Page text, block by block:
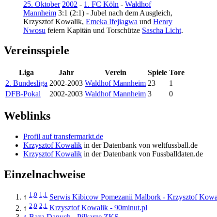
25. Oktober 2002 - 1. FC Köln - Waldhof
Mannheim 3:1 (2:1) - Jubel nach dem Ausgleich,
Krzysztof Kowalik, Emeka Ifejiagwa und Henry
Nwosu feiern Kapitän und Torschütze Sascha Licht.
Vereinsspiele
Liga Jahr Verein Spiele Tore
2. Bundesliga 2002-2003 Waldhof Mannheim 23
1
DFB-Pokal
2002-2003 Waldhof Mannheim 3 0
Weblinks
Profil auf transfermarkt.de
Krzysztof Kowalik in der Datenbank von weltfussball.de
Krzysztof Kowalik in der Datenbank von Fussballdaten.de
Einzelnachweise
↑ 1,0 1,1 Serwis Kibicow Pomezanii Malbork - Krzysztof
↑ 2,0 2,1 Krzysztof Kowalik - 90minut.pl